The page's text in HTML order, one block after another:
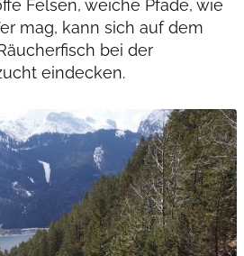
Felsen, weiche Pfade, wie
mag, kann sich auf dem
bei der
eindecken.